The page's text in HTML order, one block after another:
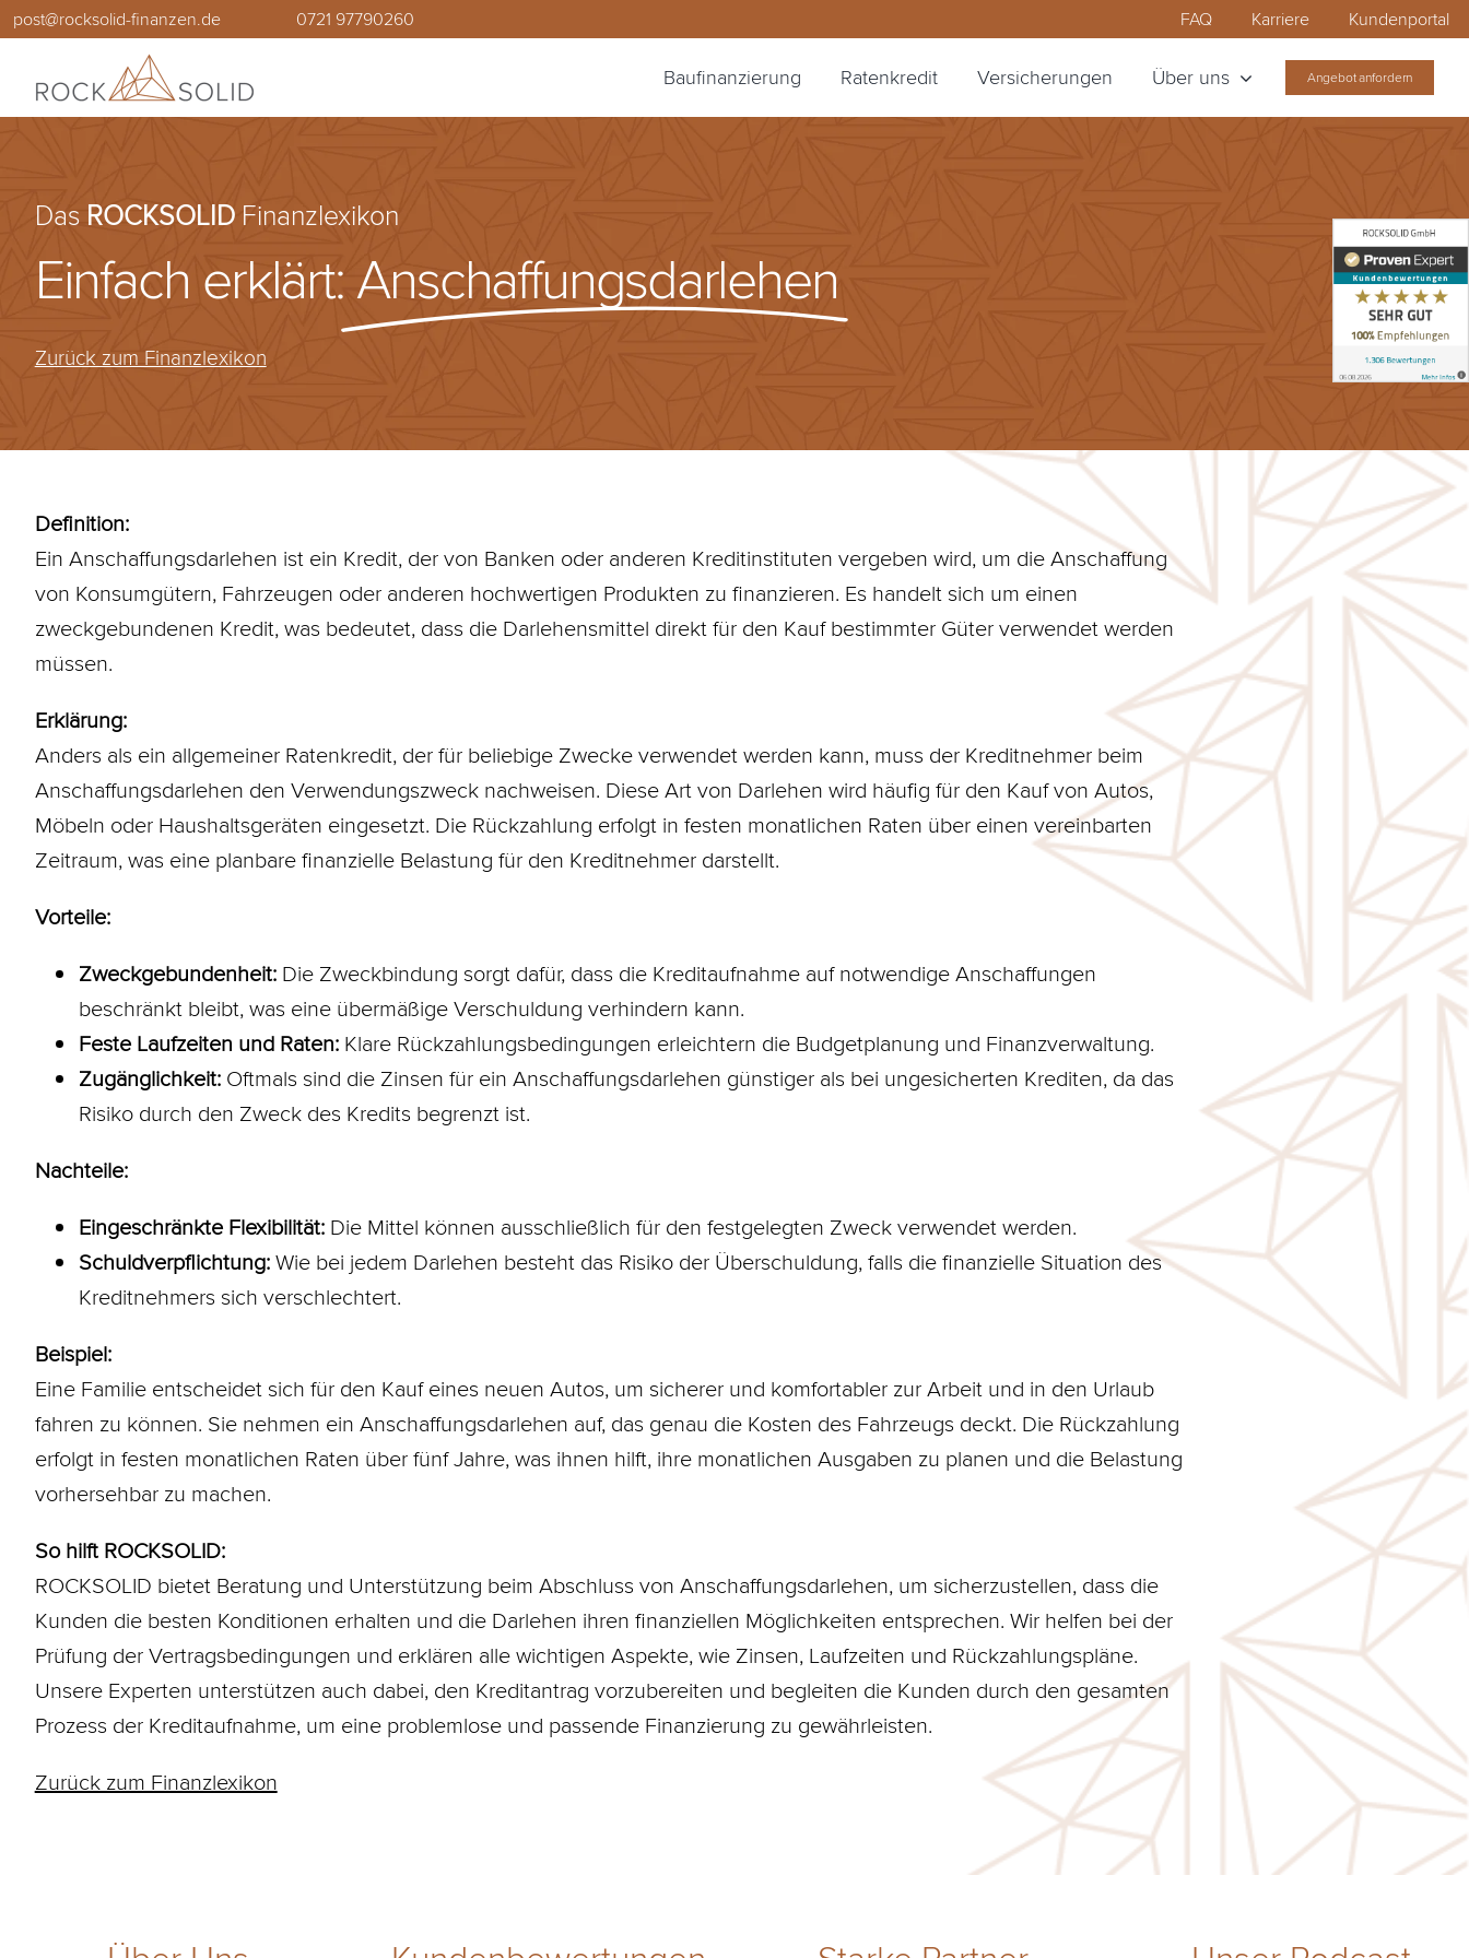
Zum
springen
post@rocksolid-finanzen.de 0721 97790260 FAQ Karriere Kundenportal
Baufinanzierung Ratenkredit Versicherungen Über uns Angebot anfordern
Das ROCKSOLIDFinanzlexikon
Einfach erklärt:Anschaffungsdarlehen
Zurück zum Finanzlexikon
Definition:
Ein Anschaffungsdarlehen ist ein Kredit, der von Banken oder anderen Kreditinstituten vergeben wird, um die Anschaffung
von Konsumgütern, Fahrzeugen oder anderen hochwertigen Produkten zu finanzieren. Es handelt sich um einen
zweckgebundenen Kredit, was bedeutet, dass die Darlehensmittel direkt für den Kauf bestimmter Güter verwendet werden
müssen.
Erklärung:
Anders als ein allgemeiner Ratenkredit, der für beliebige Zwecke verwendet werden kann, muss der Kreditnehmer beim
Anschaffungsdarlehen den Verwendungszweck nachweisen. Diese Art von Darlehen wird häufig für den Kauf von Autos,
Möbeln oder Haushaltsgeräten eingesetzt. Die Rückzahlung erfolgt in festen monatlichen Raten über einen vereinbarten
Zeitraum, was eine planbare finanzielle Belastung für den Kreditnehmer darstellt.
Vorteile:
Zweckgebundenheit:Die Zweckbindung sorgt dafür, dass die Kreditaufnahme auf notwendige Anschaffungen
beschränkt bleibt, was eine übermäßige Verschuldung verhindern kann.
Feste Laufzeiten und Raten:Klare Rückzahlungsbedingungen erleichtern die Budgetplanung und Finanzverwaltung.
Zugänglichkeit:Oftmals sind die Zinsen für ein Anschaffungsdarlehen günstiger als bei ungesicherten Krediten, da das
Risiko durch den Zweck des Kredits begrenzt ist.
Nachteile:
Eingeschränkte Flexibilität:Die Mittel können ausschließlich für den festgelegten Zweck verwendet werden.
Schuldverpflichtung:Wie bei jedem Darlehen besteht das Risiko der Überschuldung, falls die finanzielle Situation des
Kreditnehmers sich verschlechtert.
Beispiel:
Eine Familie entscheidet sich für den Kauf eines neuen Autos, um sicherer und komfortabler zur Arbeit und in den Urlaub
fahren zu können. Sie nehmen ein Anschaffungsdarlehen auf, das genau die Kosten des Fahrzeugs deckt. Die Rückzahlung
erfolgt in festen monatlichen Raten über fünf Jahre, was ihnen hilft, ihre monatlichen Ausgaben zu planen und die Belastung
vorhersehbar zu machen.
So hilft ROCKSOLID:
ROCKSOLID bietet Beratung und Unterstützung beim Abschluss von Anschaffungsdarlehen, um sicherzustellen, dass die
Kunden die besten Konditionen erhalten und die Darlehen ihren finanziellen Möglichkeiten entsprechen. Wir helfen bei der
Prüfung der Vertragsbedingungen und erklären alle wichtigen Aspekte, wie Zinsen, Laufzeiten und Rückzahlungspläne.
Unsere Experten unterstützen auch dabei, den Kreditantrag vorzubereiten und begleiten die Kunden durch den gesamten
Prozess der Kreditaufnahme, um eine problemlose und passende Finanzierung zu gewährleisten.
Zurück zum Finanzlexikon